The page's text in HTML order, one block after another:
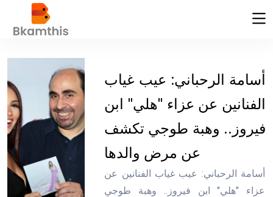
أسامة الرحباني: عيب غياب
الفنانين عن عزاء "هلي" ابن
فيروز.. وهبة طوجي تكشف
عن مرض والدها
أسامة الرحباني: عيب غياب الفنانين عن
عزاء "هلي" ابن فيروز.. وهبة طوجي